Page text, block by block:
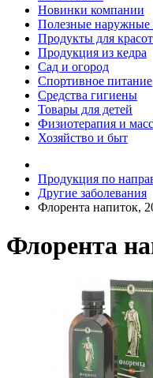
Новинки компании
Полезные наружные
Продукты для
Продукция из кедра
Сад и огород
Спортивное питание
Средства гигиены
Товары для детей
Физиотерапия и
Хозяйство и быт
Продукция по
Другие заболевания
Флорента напиток,
Флорента